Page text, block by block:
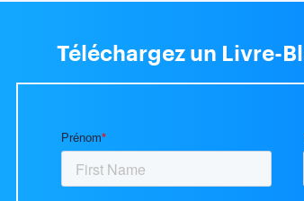
Téléchargez un Livre-